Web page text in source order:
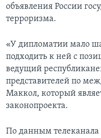
объявления России
терроризма.
«У дипломатии мало
подходить к ней с
ведущий
представителей по
Маккол, который
законопроекта.
По данным